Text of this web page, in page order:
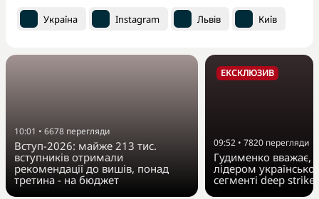
Україна Instagram Львів Київ
10:01 • 6678 перегляди
Вступ-2026: майже 213 тис.
вступників отримали
рекомендації до вишів, понад
третина - на бюджет
ЕКСКЛЮЗИВ
09:52 • 7820 перегляди
Гудименко вважає,
лідером
сегменті deep strike